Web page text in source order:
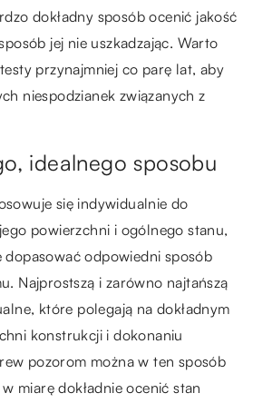
dokładny sposób ocenić jakość
jej nie uszkadzając. Warto
przynajmniej co parę lat, aby
niespodzianek związanych z
idealnego sposobu
się indywidualnie do
powierzchni i ogólnego stanu,
odpowiedni sposób
Najprostszą i zarówno najtańszą
które polegają na dokładnym
konstrukcji i dokonaniu
pozorom można w ten sposób
miarę dokładnie ocenić stan